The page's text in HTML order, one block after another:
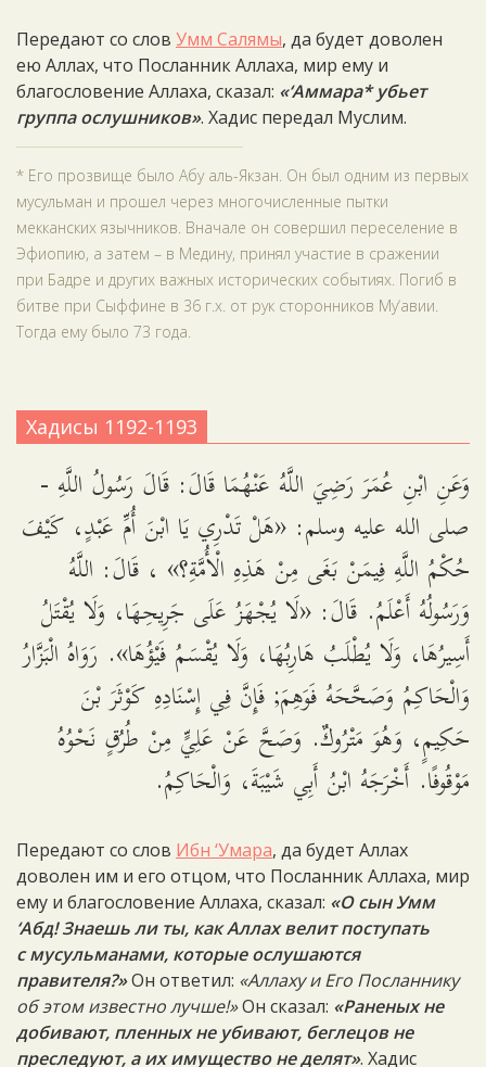
Передают со слов Умм Салямы, да будет доволен
ею Аллах, что Посланник Аллаха, мир ему и
благословение Аллаха, сказал: «‘Аммара* убьет
группа ослушников». Хадис передал Муслим.
* Его прозвище было Абу аль-Якзан. Он был одним из первых
мусульман и прошел через многочисленные пытки
мекканских язычников. Вначале он совершил переселение в
Эфиопию, а затем – в Медину, принял участие в сражении
при Бадре и других важных исторических событиях. Погиб в
битве при Сыффине в 36 г.х. от рук сторонников Му‘авии.
Тогда ему было 73 года.
Хадисы 1192-1193
وَعَنِ ابْنِ عُمَرَ رَضِيَ اللَّهُ عَنْهُمَا قَالَ: قَالَ رَسُولُ اللَّهِ -
صلى الله عليه وسلم: «هَلْ تَدْرِي يَا ابْنَ أُمِّ عَبْدٍ، كَيْفَ
حُكْمُ اللَّهِ فِيمَنْ بَغَى مِنْ هَذِهِ الْأُمَّةِ؟» ، قَالَ: اللَّهُ
وَرَسُولُهُ أَعْلَمُ. قَالَ: «لَا يُجْهَزُ عَلَى جَرِيحِهَا، وَلَا يُقْتَلُ
أَسِيرُهَا، وَلَا يُطْلَبُ هَارِبُهَا، وَلَا يُقْسَمُ فَيْؤُهَا». رَوَاهُ الْبَزَّارُ
وَالْحَاكِمُ وَصَحَّحَهُ فَوَهِمَ; فَإِنَّ فِي إِسْنَادِهِ كَوْثَرَ بْنَ
حَكِيمٍ، وَهُوَ مَتْرُوكٌ. وَصَحَّ عَنْ عَلِيٍّ مِنْ طُرُقٍ نَحْوُهُ
مَوْقُوفًا. أَخْرَجَهُ ابْنُ أَبِي شَيْبَةَ، وَالْحَاكِمُ.
Передают со слов Ибн ‘Умара, да будет Аллах
доволен им и его отцом, что Посланник Аллаха, мир
ему и благословение Аллаха, сказал: «О сын Умм
‘Абд! Знаешь ли ты, как Аллах велит поступать
с мусульманами, которые ослушаются
правителя?»Он ответил: «Аллаху и Его Посланнику
об этом известно лучше!»Он сказал: «Раненых не
добивают, пленных не убивают, беглецов не
преследуют, а их имущество не делят». Хадис